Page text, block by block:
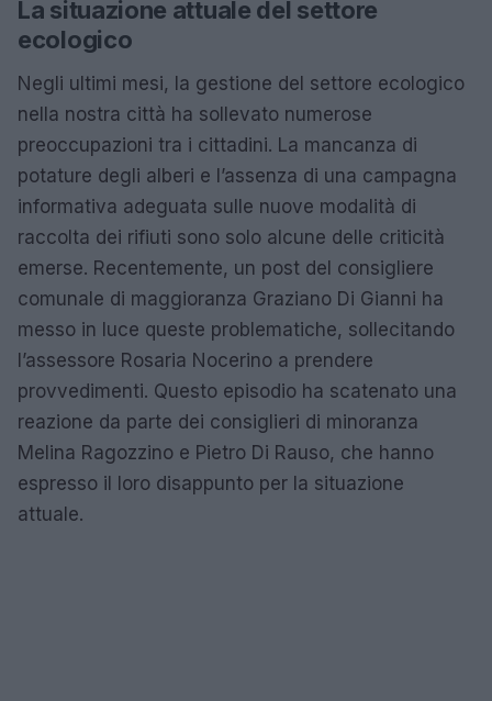
La situazione attuale del settore
ecologico
Negli ultimi mesi, la gestione del settore ecologico
nella nostra città ha sollevato numerose
preoccupazioni tra i cittadini. La mancanza di
potature degli alberi e l’assenza di una campagna
informativa adeguata sulle nuove modalità di
raccolta dei rifiuti sono solo alcune delle criticità
emerse. Recentemente, un post del consigliere
comunale di maggioranza Graziano Di Gianni ha
messo in luce queste problematiche, sollecitando
l’assessore Rosaria Nocerino a prendere
provvedimenti. Questo episodio ha scatenato una
reazione da parte dei consiglieri di minoranza
Melina Ragozzino e Pietro Di Rauso, che hanno
espresso il loro disappunto per la situazione
attuale.